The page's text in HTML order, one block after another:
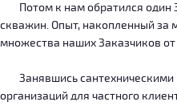
Потом к нам обратился один
скважин. Опыт, накопленный за
множества наших Заказчиков
Занявшись сантехническими
организаций для частного